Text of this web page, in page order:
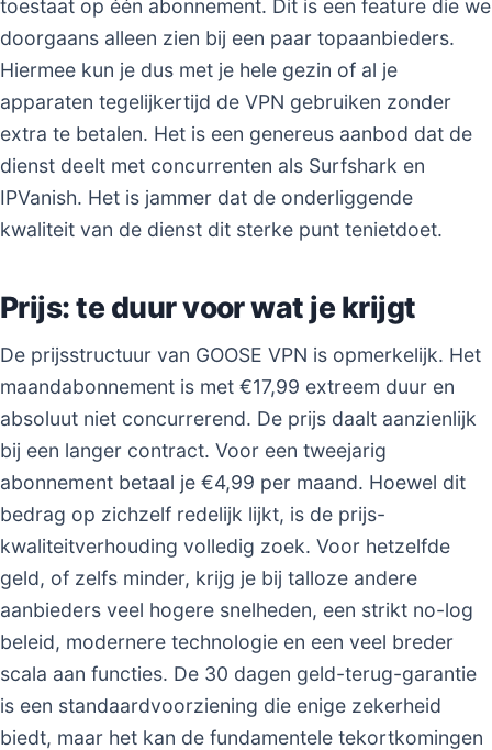
toestaat op één abonnement. Dit is een feature die we
doorgaans alleen zien bij een paar topaanbieders.
Hiermee kun je dus met je hele gezin of al je
apparaten tegelijkertijd de VPN gebruiken zonder
extra te betalen. Het is een genereus aanbod dat de
dienst deelt met concurrenten als Surfshark en
IPVanish. Het is jammer dat de onderliggende
kwaliteit van de dienst dit sterke punt tenietdoet.
Prijs: te duur voor wat je krijgt
De prijsstructuur van GOOSE VPN is opmerkelijk. Het
maandabonnement is met €17,99 extreem duur en
absoluut niet concurrerend. De prijs daalt aanzienlijk
bij een langer contract. Voor een tweejarig
abonnement betaal je €4,99 per maand. Hoewel dit
bedrag op zichzelf redelijk lijkt, is de prijs-
kwaliteitverhouding volledig zoek. Voor hetzelfde
geld, of zelfs minder, krijg je bij talloze andere
aanbieders veel hogere snelheden, een strikt no-log
beleid, modernere technologie en een veel breder
scala aan functies. De 30 dagen geld-terug-garantie
is een standaardvoorziening die enige zekerheid
biedt, maar het kan de fundamentele tekortkomingen